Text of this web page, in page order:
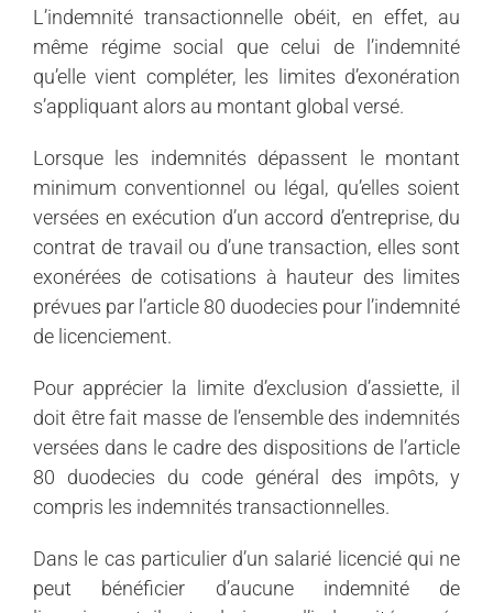
L’indemnité transactionnelle obéit, en effet, au
même régime social que celui de l’indemnité
qu’elle vient compléter, les limites d’exonération
s’appliquant alors au montant global versé.
Lorsque les indemnités dépassent le montant
minimum conventionnel ou légal, qu’elles soient
versées en exécution d’un accord d’entreprise, du
contrat de travail ou d’une transaction, elles sont
exonérées de cotisations à hauteur des limites
prévues par l’article 80 duodecies pour l’indemnité
de licenciement.
Pour apprécier la limite d’exclusion d’assiette, il
doit être fait masse de l’ensemble des indemnités
versées dans le cadre des dispositions de l’article
80 duodecies du code général des impôts, y
compris les indemnités transactionnelles.
Dans le cas particulier d’un salarié licencié qui ne
peut bénéficier d’aucune indemnité de